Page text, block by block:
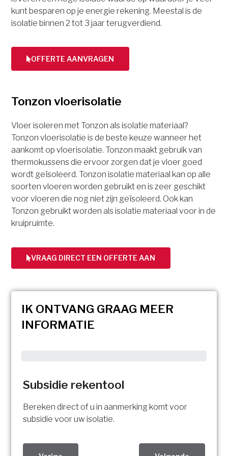
kunt besparen op je energie rekening. Meestal is de
isolatie binnen 2 tot 3 jaar terugverdiend.
OFFERTE AANVRAGEN
Tonzon vloerisolatie
Vloer isoleren met Tonzon als isolatie materiaal?
Tonzon vloerisolatie is de beste keuze wanneer het
aankomt op vloerisolatie. Tonzon maakt gebruik van
thermokussens die ervoor zorgen dat je vloer goed
wordt geïsoleerd. Tonzon isolatie materiaal kan op alle
soorten vloeren worden gebruikt en is zeer geschikt
voor vloeren die nog niet zijn geïsoleerd. Ook kan
Tonzon gebruikt worden als isolatie materiaal voor in de
kruipruimte.
VRAAG DIRECT EEN OFFERTE AAN
IK ONTVANG GRAAG MEER
INFORMATIE
Subsidie rekentool
Bereken direct of u in aanmerking komt voor
subsidie voor uw isolatie.